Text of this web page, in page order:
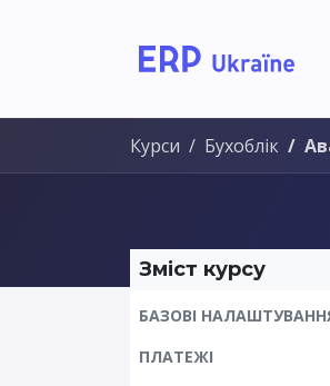
Курси Бухоблік
Зміст курсу
БАЗОВІ
ПЛАТЕЖІ